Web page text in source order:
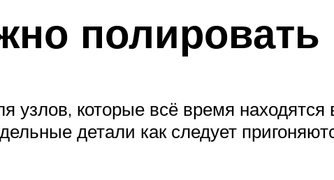
полировать
которые всё время
детали как следует